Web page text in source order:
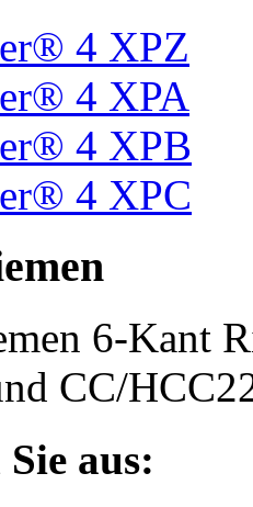
4 XPZ
4 XPA
4 XPB
4 XPC
6-Kant
CC/
aus: